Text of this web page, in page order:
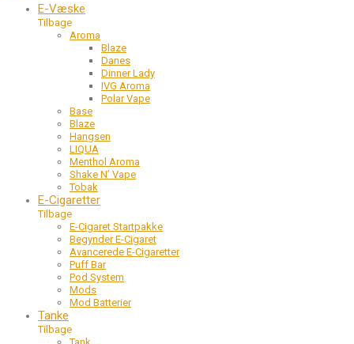
E-Væske
Tilbage
Aroma
Blaze
Danes
Dinner Lady
IVG Aroma
Polar Vape
Base
Blaze
Hangsen
LIQUA
Menthol Aroma
Shake N’ Vape
Tobak
E-Cigaretter
Tilbage
E-Cigaret Startpakke
Begynder E-Cigaret
Avancerede E-Cigaretter
Puff Bar
Pod System
Mods
Mod Batterier
Tanke
Tilbage